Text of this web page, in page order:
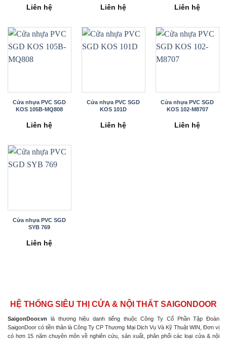
Liên hệ Liên hệ Liên hệ
Cửa nhựa PVC SGD
KOS 105B-MQ808
Liên hệ
Cửa nhựa PVC SGD
KOS 101D
Liên hệ
Cửa nhựa PVC SGD
KOS 102-M8707
Liên hệ
Cửa nhựa PVC SGD
SYB 769
Liên hệ
HỆ THỐNG SIÊU THỊ CỬA & NỘI THẤT SAIGONDOOR
SaigonDoor.vn là thương hiệu danh tiếng thuộc Công Ty Cổ Phần Tập Đoàn
SaigonDoor có tiền thân là Công Ty CP Thương Mại Dịch Vụ Và Kỹ Thuật WIN, Đơn vị
có hơn 15 năm chuyên môn về nghiên cứu, sản xuất, phân phối các loại cửa & nội